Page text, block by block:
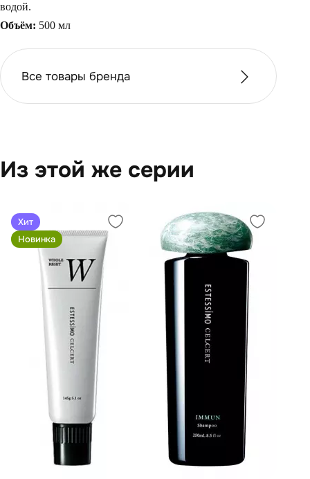
водой.
Объём: 500 мл
Все товары бренда
Из этой же серии
Хит
Новинка